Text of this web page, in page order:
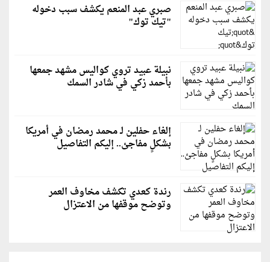
صبري عبد المنعم يكشف سبب دخوله
"تيك توك"
نبيلة عبيد تروي كواليس مشهد جمعها
بأحمد زكي في شادر السمك
إلغاء حفلين لـ محمد رمضان في أمريكا
بشكلٍ مفاجئ.. إليكم التفاصيل
رندة كعدي تكشف مخاوف العمر
وتوضح موقفها من الاعتزال